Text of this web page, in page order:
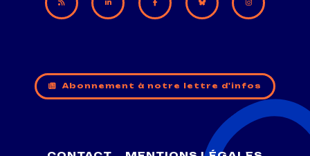
Abonnement à notre lettre d'infos